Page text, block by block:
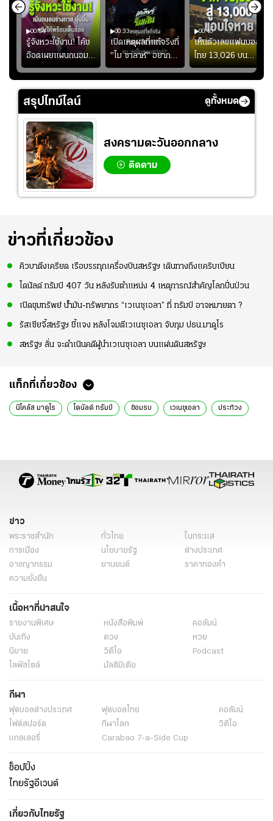
00:54
รู้จังหวะใช้งาน! โค้ช
อ๊อตเผยแผนถนอม
“บุ๋มบิ๋ม” เพื่อรักษา
ร่างกายให้พร้อมที่สุด
00:33
เปิดเหตุผลที่แท้จริงที่
"โม ซาลาห์" อยาก
ย้ายซบ "แทร็บซอนส
ปอร์"
00:40
เห็นตัวเลขแฟนบอล
ไทย 13,026 บน
สกอร์บอร์ดแล้วแอบ
ใจหาย น้อยกว่านัดที่
แล้วเจอมาเลเซียตั้ง
สรุปไทม์ไลน์ ดูทั้งหมด
สงครามตะวันออกกลาง
ติดตาม
ข่าวที่เกี่ยวข้อง
คิวบาตึงเครียด เรือบรรทุกเครื่องบินสหรัฐฯ เดินทางถึงแคริบเบียน
โดนัลด์ ทรัมป์ 407 วัน หลังรับตำแหน่ง 4 เหตุการณ์สำคัญโลกปั่นป่วน
เปิดขุมทรัพย์ น้ำมัน-ทรัพยากร “เวเนซุเอลา” ที่ ทรัมป์ อาจหมายตา ?
รัสเซียจี้สหรัฐฯ ชี้แจง หลังโจมตีเวเนซุเอลา จับกุม ปธน.มาดูโร
สหรัฐฯ ลั่น จะดำเนินคดีผู้นำเวเนซุเอลา บนแผ่นดินสหรัฐฯ
แท็กที่เกี่ยวข้อง
นิโคลัส มาดูโร โดนัลด์ ทรัมป์ ซ้อมรบ เวเนซุเอลา ประท้วง
ข่าว
พระราชสำนัก ทั่วไทย
ในกระแส
การเมือง
นโยบายรัฐ
ต่างประเทศ
อาชญากรรม
ยานยนต์
ราคาทองคำ
ความยั่งยืน
เนื้อหาที่น่าสนใจ
รายงานพิเศษ หนังสือพิมพ์
คอลัมน์
บันเทิง
ดวง
หวย
นิยาย
วิดีโอ
Podcast
ไลฟ์สไตล์
มัลติมีเดีย
กีฬา
ฟุตบอลต่่างประเทศ ฟุตบอลไทย
คอลัมน์
ไฟต์สปอร์ต
กีฬาโลก
วิดีโอ
แกลเลอรี่
Carabao 7-a-Side Cup
ช็อปปิ้ง
ไทยรัฐอีเวนต์
เกี่ยวกับไทยรัฐ